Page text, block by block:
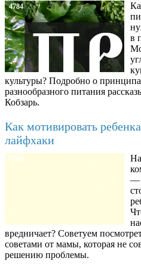
4784
в
культуры? Подробно о
разнообразного питания
Кобзарь.
Как мотивировать
лайфхаки
8780
—
вредничает? Советуем
советами от мамы, которая не
решению проблемы.